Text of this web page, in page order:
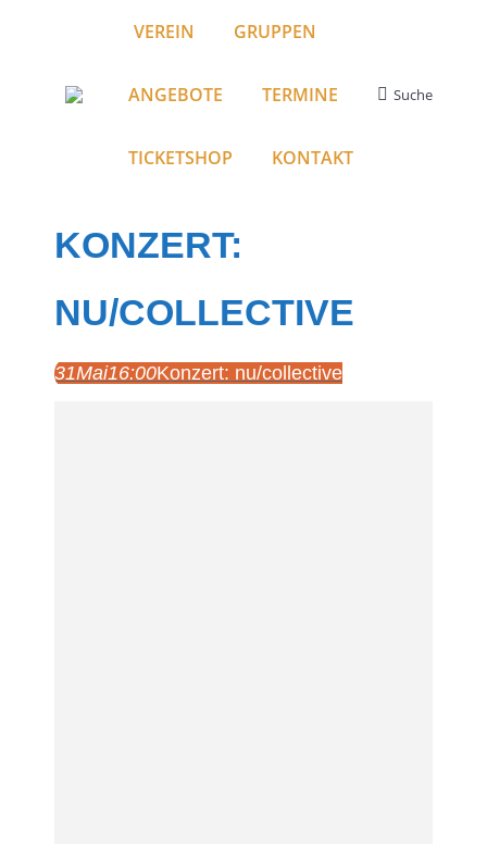
VEREIN GRUPPEN
ANGEBOTE TERMINE
TICKETSHOP KONTAKT
Search:
Suche
KONZERT:
NU/COLLECTIVE
31Mai16:00Konzert: nu/collective